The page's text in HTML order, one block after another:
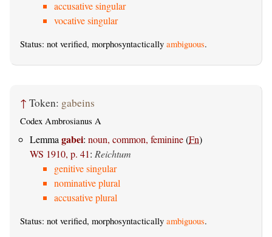
accusative singular
vocative singular
Status: not verified, morphosyntactically ambiguous.
↑ Token: gabeins
Codex Ambrosianus A
Lemma gabei: noun, common, feminine(Fn)
WS 1910, p. 41: Reichtum
genitive singular
nominative plural
accusative plural
Status: not verified, morphosyntactically ambiguous.